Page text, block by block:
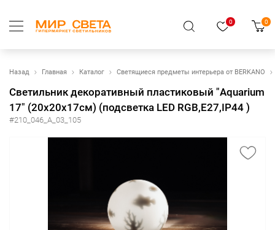
0 0
Назад Главная Каталог Светящиеся предметы интерьера от BERKANO
Светильник декоративный пластиковый "Aquarium
17" (20x20x17см) (подсветка LED RGB,E27,IP44 )
#210_046_А_03_105